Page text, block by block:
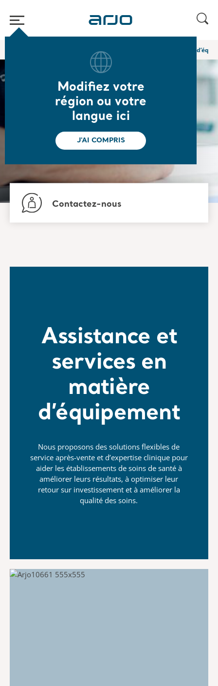
Modifiez votre
région ou votre
langue ici
J'AI COMPRIS
/ Assistance et services en matière
Assistance et services
en matière
d’équipement
Contactez-nous
Assistance et
services en
matière
d’équipement
Nous proposons des solutions flexibles de
service après-vente et d’expertise clinique pour
aider les établissements de soins de santé à
améliorer leurs résultats, à optimiser leur
retour sur investissement et à améliorer la
qualité des soins.